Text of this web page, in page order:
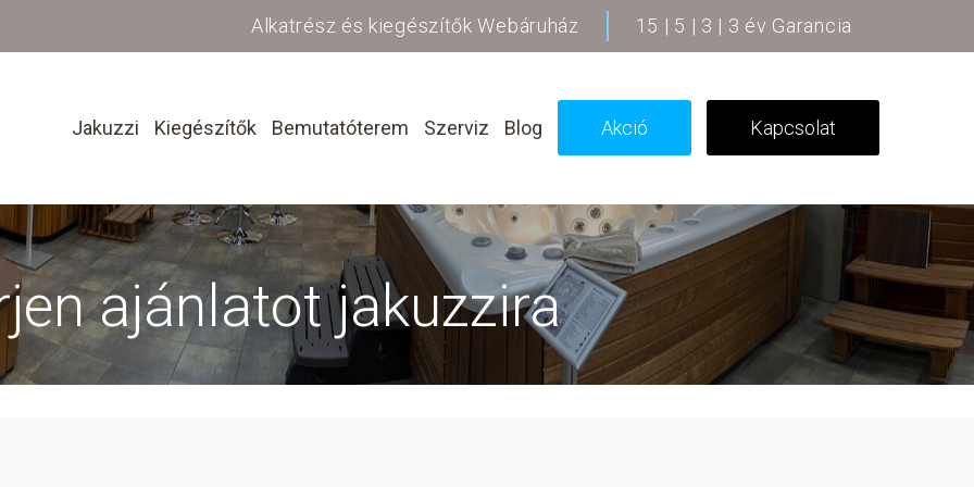
15 | 5 | 3 | 3 év Garancia
Alkatrész és kiegészítők Webáruház
Jakuzzi Kiegészítők Bemutatóterem Szerviz Blog Akció Kapcsolat
ajánlatot jakuzzira